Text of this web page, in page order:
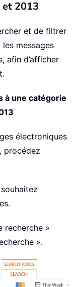
2013
et de filtrer
messages
afin d’afficher
à une catégorie
électroniques
procédez
recherche »
».